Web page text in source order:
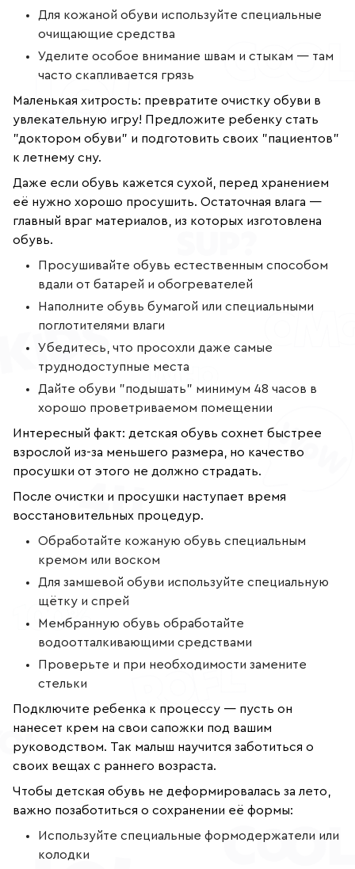
АВТОРИЗАЦИЯ
РЕГИСТРАЦИЯ
Для кожаной обуви используйте специальные
очищающие средства
Уделите особое внимание швам и стыкам — там
часто скапливается грязь
Маленькая хитрость: превратите очистку обуви в
увлекательную игру! Предложите ребенку стать
"доктором обуви" и подготовить своих "пациентов"
к летнему сну.
Даже если обувь кажется сухой, перед хранением
её нужно хорошо просушить. Остаточная влага —
главный враг материалов, из которых изготовлена
обувь.
Просушивайте обувь естественным способом
вдали от батарей и обогревателей
Наполните обувь бумагой или специальными
поглотителями влаги
Убедитесь, что просохли даже самые
труднодоступные места
Дайте обуви "подышать" минимум 48 часов в
хорошо проветриваемом помещении
Интересный факт: детская обувь сохнет быстрее
взрослой из-за меньшего размера, но качество
просушки от этого не должно страдать.
После очистки и просушки наступает время
восстановительных процедур.
Обработайте кожаную обувь специальным
кремом или воском
Для замшевой обуви используйте специальную
щётку и спрей
Мембранную обувь обработайте
водоотталкивающими средствами
Проверьте и при необходимости замените
стельки
Подключите ребенка к процессу — пусть он
нанесет крем на свои сапожки под вашим
руководством. Так малыш научится заботиться о
своих вещах с раннего возраста.
Чтобы детская обувь не деформировалась за лето,
важно позаботиться о сохранении её формы:
Используйте специальные формодержатели или
колодки